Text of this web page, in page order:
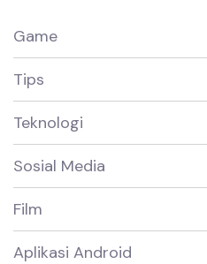
Game
Tips
Teknologi
Sosial Media
Film
Aplikasi Android